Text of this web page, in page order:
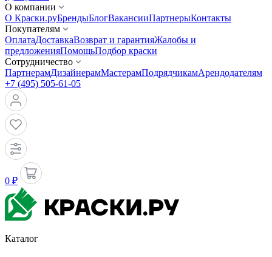
О компании
О Краски.руБрендыБлогВакансииПартнерыКонтакты
Покупателям
ОплатаДоставкаВозврат и гарантияЖалобы и
предложенияПомощьПодбор краски
Сотрудничество
ПартнерамДизайнерамМастерамПодрядчикамАрендодателям
+7 (495) 505-61-05
0 ₽
Каталог